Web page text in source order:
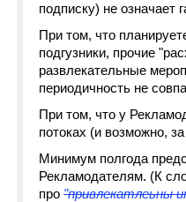
подписку) не означает
При том, что
подгузники, прочие
развлекательные
периодичность не
При том, что у
потоках (и возможно,
Минимум полгода
Рекламодателям. (К
про "привлекатлеьны